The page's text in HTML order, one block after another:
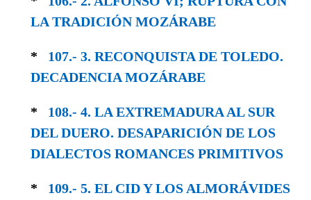
LA TRA­DICIÓN MOZÁRABE
* 107.- 3. RECONQUISTA DE TOLEDO.
DECA­DENCIA MOZÁRABE
* 108.- 4. LA EXTREMADURA AL SUR
DEL DUERO. DESAPARICIÓN DE LOS
DIALECTOS ROMANCES PRIMITIVOS
* 109.- 5. EL CID Y LOS ALMORÁVIDES